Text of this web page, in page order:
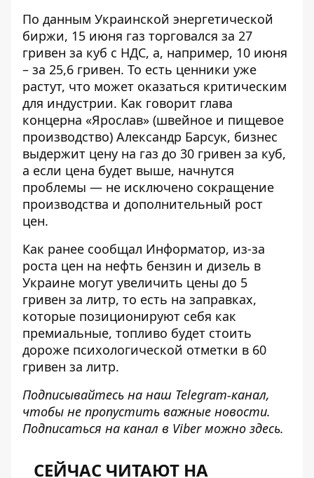
По данным Украинской энергетической
биржи, 15 июня газ торговался за 27
гривен за куб с НДС, а, например, 10 июня
– за 25,6 гривен. То есть ценники уже
растут, что может оказаться критическим
для индустрии. Как говорит глава
концерна «Ярослав» (швейное и пищевое
производство) Александр Барсук, бизнес
выдержит цену на газ до 30 гривен за куб,
а если цена будет выше, начнутся
проблемы — не исключено сокращение
производства и дополнительный рост
цен.
Как ранее сообщал Информатор, из-за
роста цен на нефть бензин и дизель в
Украине могут увеличить цены до 5
гривен за литр, то есть на заправках,
которые позиционируют себя как
премиальные, топливо будет стоить
дороже психологической отметки в 60
гривен за литр.
Подписывайтесь на наш Telegram-канал,
чтобы не пропустить важные новости.
Подписаться на канал в Viber можно здесь.
СЕЙЧАС ЧИТАЮТ НА